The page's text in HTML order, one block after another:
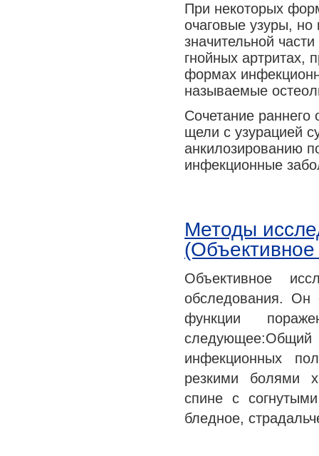
При некоторых
очаговые узуры,
значительной
гнойных артритах,
формах
называемые
Сочетание раннего
щели с узурацией
анкилозированию
инфекционные
Методы
Объективное
обследования. Он
функции
инфекционных
резкими болями
спине с
бледное,